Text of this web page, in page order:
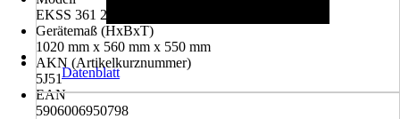
EKSS 361 216
Gerätemaß (HxBxT)
1020 mm x 560 mm x 550 mm
AKN (Artikelkurznummer)
5J51
EAN
5906006950798
Datenblatt